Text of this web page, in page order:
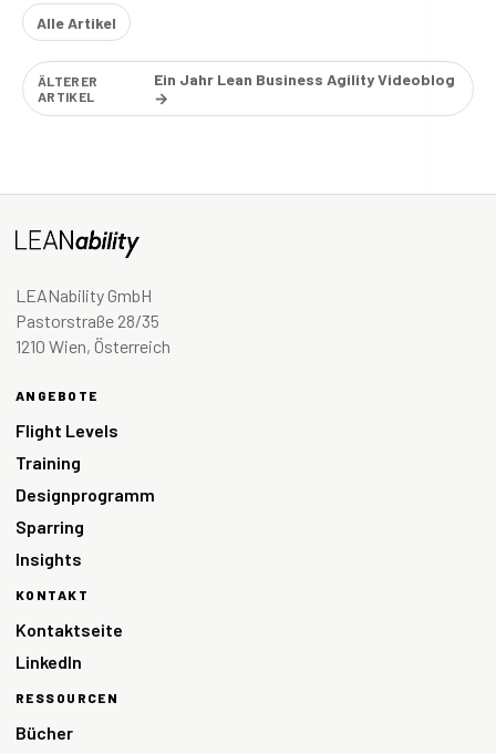
Alle Artikel
ÄLTERER
ARTIKEL
Ein Jahr Lean Business Agility Videoblog
→
LEANability GmbH
Pastorstraße 28/35
1210 Wien, Österreich
ANGEBOTE
Flight Levels
Training
Designprogramm
Sparring
Insights
KONTAKT
Kontaktseite
LinkedIn
RESSOURCEN
Bücher